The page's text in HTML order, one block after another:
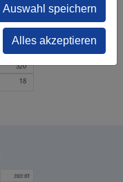
Auswahl speichern
Alles akzeptieren